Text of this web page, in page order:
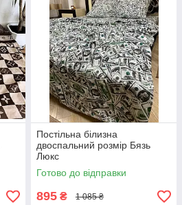
Постільна білизна
двоспальний розмір Бязь
Люкс
Готово до відправки
895 ₴ 1 085 ₴